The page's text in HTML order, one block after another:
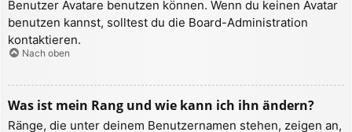
Benutzer Avatare benutzen können. Wenn du keinen Avatar
benutzen kannst, solltest du die Board-Administration
kontaktieren.
Nach oben
Was ist mein Rang und wie kann ich ihn ändern?
Ränge, die unter deinem Benutzernamen stehen, zeigen an,